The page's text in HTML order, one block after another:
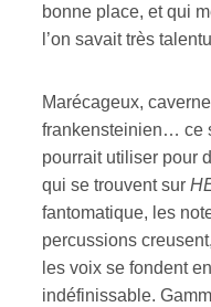
bonne place, et qui
l’on savait très
Marécageux,
frankensteinien… ce
pourrait utiliser pour
qui se trouvent sur
fantomatique, les
percussions
les voix se fondent
indéfinissable.